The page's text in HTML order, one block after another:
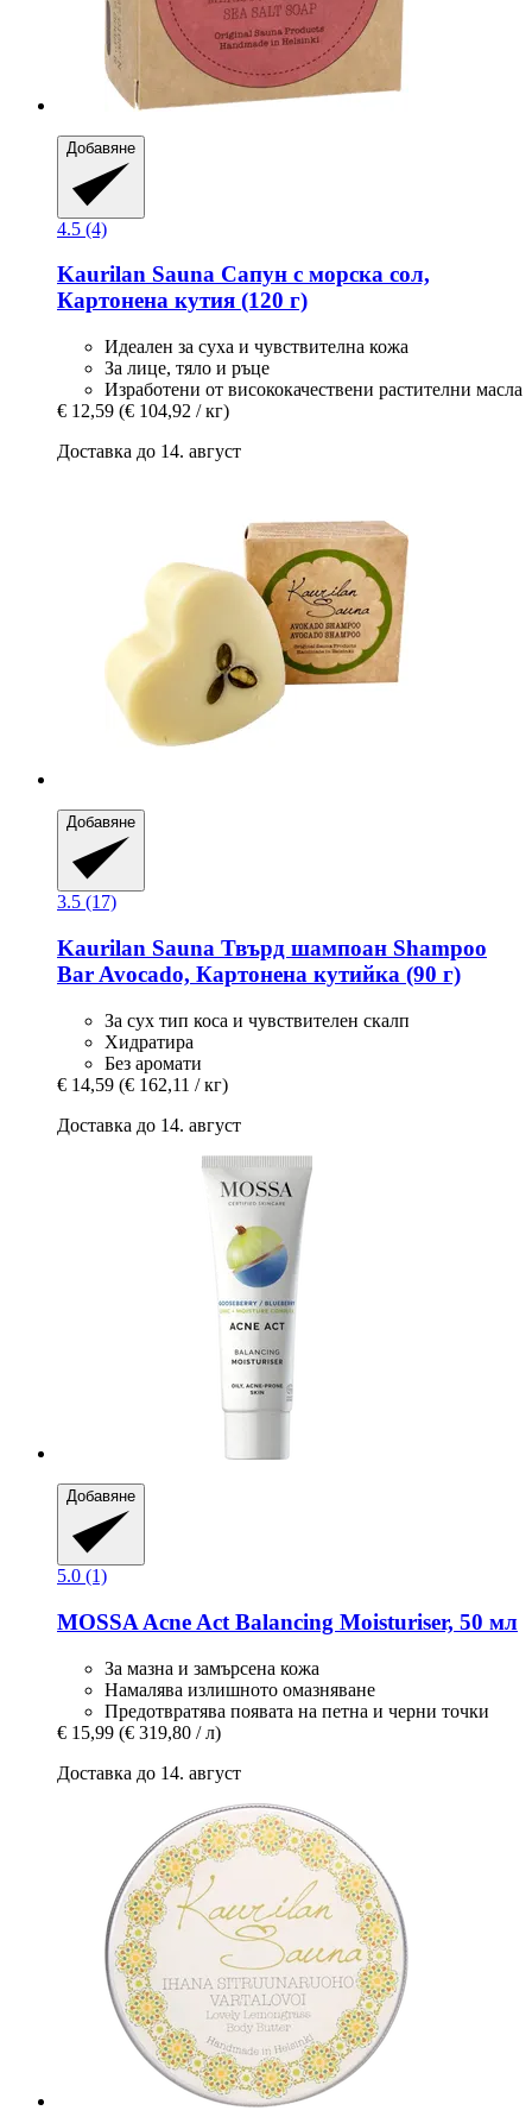
Добавяне
4.5 (4)
Kaurilan Sauna Сапун с морска сол,
Картонена кутия (120 г)
Идеален за суха и чувствителна кожа
За лице, тяло и ръце
Изработени от висококачествени растителни масла
€ 12,59 (€ 104,92 / кг)
Доставка до 14. август
Добавяне
3.5 (17)
Kaurilan Sauna Твърд шампоан Shampoo
Bar Avocado, Картонена кутийка (90 г)
За сух тип коса и чувствителен скалп
Хидратира
Без аромати
€ 14,59 (€ 162,11 / кг)
Доставка до 14. август
Добавяне
5.0 (1)
MOSSA Acne Act Balancing Moisturiser, 50 мл
За мазна и замърсена кожа
Намалява излишното омазняване
Предотвратява появата на петна и черни точки
€ 15,99 (€ 319,80 / л)
Доставка до 14. август